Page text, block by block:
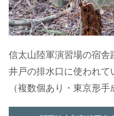
信太山陸軍演習場の宿
井戸の排水口に使われて
（複数個あり・東京形手